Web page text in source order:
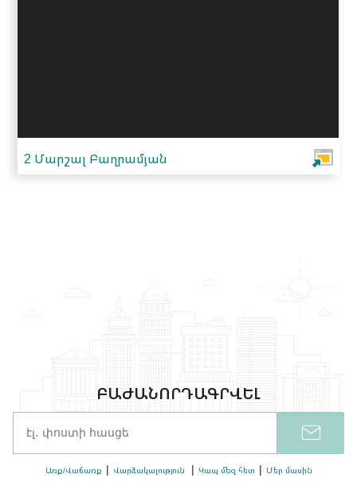
2 Մարշալ Բաղրամյան
Առք/Վաճառք Վարձակալություն Կապ մեզ հետ Մեր մասին
ԲԱԺԱՆՈՐԴԱԳՐՎԵԼ